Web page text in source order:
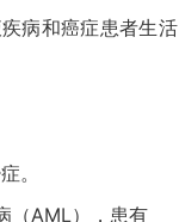
病和癌症患者生
。
（AML），患有